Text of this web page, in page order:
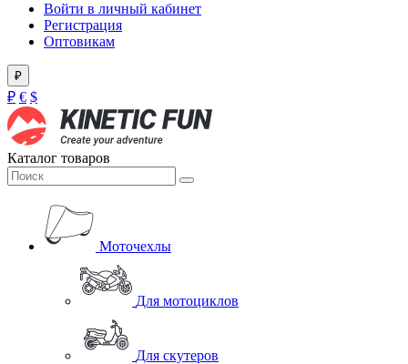
Войти в личный кабинет
Регистрация
Оптовикам
₽
₽ € $
Каталог товаров
Моточехлы
Для мотоциклов
Для скутеров